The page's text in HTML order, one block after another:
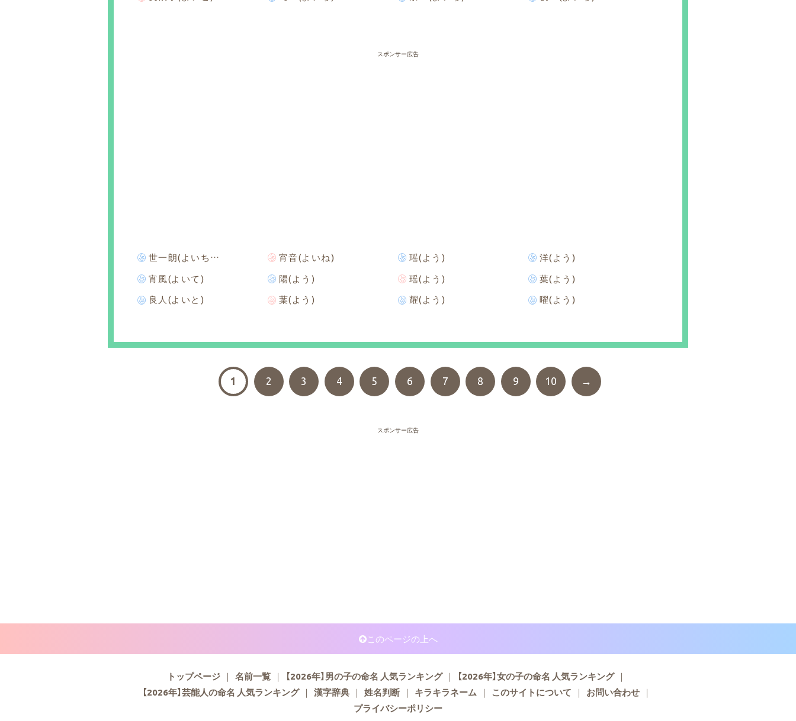
スポンサー広告
世一朗(よいちろう)
宵風(よいて)
良人(よいと)
宵音(よいね)
陽(よう)
葉(よう)
瑶(よう)
瑶(よう)
耀(よう)
洋(よう)
葉(よう)
曜(よう)
1 2 3 4 5 6 7 8 9 10 →
スポンサー広告
このページの上へ
トップページ 名前一覧 【2026年】男の子の命名 人気ランキング
【2026年】女の子の命名 人気ランキング
【2026年】芸能人の命名 人気ランキング
漢字辞典 姓名判断 キラキラネーム このサイトについて
お問い合わせ
プライバシーポリシー